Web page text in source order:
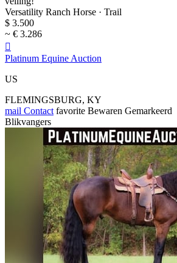
Versatility Ranch Horse · Trail
$ 3.500
~ € 3.286

Platinum Equine Auction
US
FLEMINGSBURG, KY
mail Contact favorite Bewaren Gemarkeerd
Blikvangers